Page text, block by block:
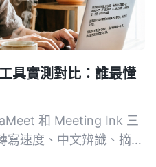
具實測對比：誰最懂
和 Meeting Ink 三
寫速度、中文辨識、摘要